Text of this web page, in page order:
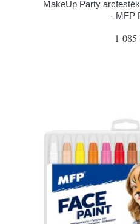
MakeUp Party
- MFP
1 085